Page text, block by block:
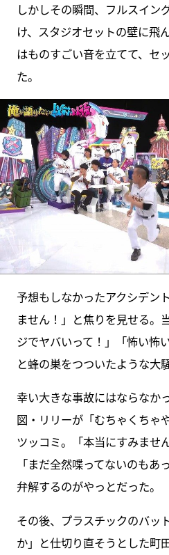
しかしその瞬間、フルスイン
け、スタジオセットの壁に飛
はものすごい音を立てて、セ
た。
予想もしなかったアクシデン
ません！」と焦りを見せる。
ジでヤバいって！」「怖い怖
と蜂の巣をつついたような大
幸い大きな事故にはならなか
図・リリーが「むちゃくちゃ
ツッコミ。「本当にすみませ
「まだ全然喋ってないのも
弁解するのがやっとだった。
その後、プラスチックのバッ
か」と仕切り直そうとした町